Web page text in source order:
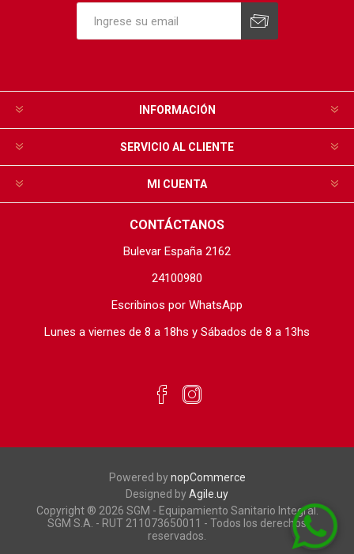
INFORMACIÓN
SERVICIO AL CLIENTE
MI CUENTA
CONTÁCTANOS
Bulevar España 2162
24100980
Escribinos por WhatsApp
Lunes a viernes de 8 a 18hs y Sábados de 8 a 13hs
Powered bynopCommerce
Designed byAgile.uy
Copyright ® 2026 SGM - Equipamiento Sanitario Integral.
SGM S.A. - RUT 211073650011 - Todos los derechos
reservados.